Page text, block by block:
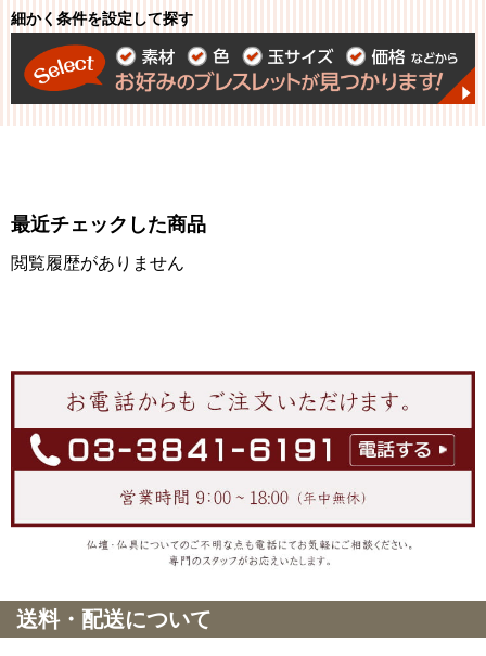
細かく条件を設定して探す
最近チェックした商品
閲覧履歴がありません
送料・配送について